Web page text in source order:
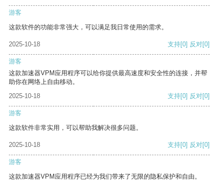
游客
这款软件的功能非常强大，可以满足我日常使用的需求。
2025-10-18 支持[0] 反对[0]
游客
这款加速器VPM应用程序可以给你提供最高速度和安全性的连接，并帮
助你在网络上自由移动。
2025-10-18
支持[0] 反对[0]
游客
这款软件非常实用，可以帮助我解决很多问题。
2025-10-18 支持[0] 反对[0]
游客
这款加速器VPM应用程序已经为我们带来了无限的隐私保护和自由。